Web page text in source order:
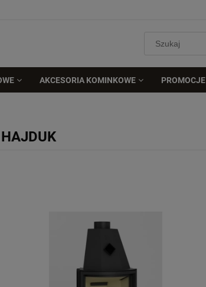
AKCESORIA KOMINKOWE PROMOCJE